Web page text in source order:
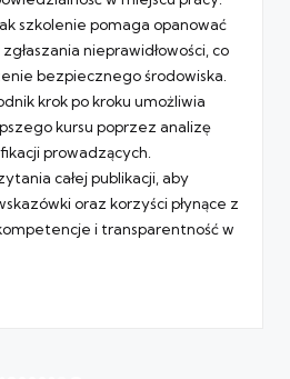
szkolenie pomaga opanować
nieprawidłowości, co
bezpiecznego środowiska.
krok po kroku umożliwia
kursu poprzez analizę
prowadzących.
całej publikacji, aby
oraz korzyści płynące z
i transparentność w